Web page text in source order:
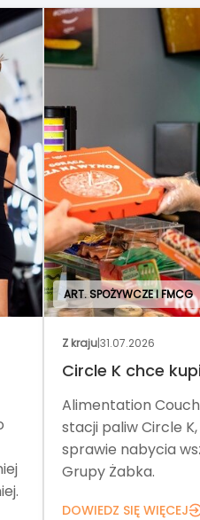
ART. SPOŻYWCZE I FMCG
Z kraju|31.07.2026
Circle K chce
Alimentation
stacji paliw Circle
sprawie nabycia
Grupy Żabka.
DOWIEDZ SIĘ WIĘCEJ